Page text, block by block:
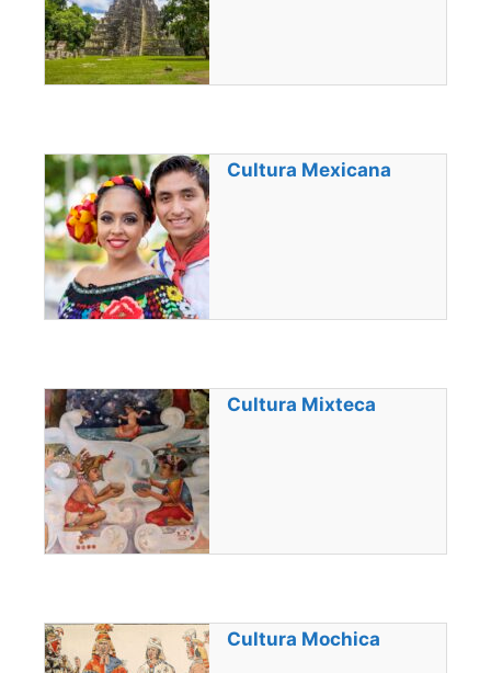
Cultura Mexicana
Cultura Mixteca
Cultura Mochica